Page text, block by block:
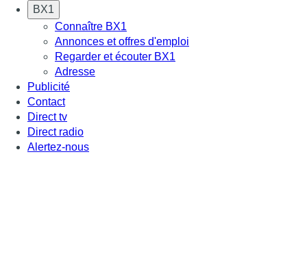
BX1
Connaître BX1
Annonces et offres d'emploi
Regarder et écouter BX1
Adresse
Publicité
Contact
Direct tv
Direct radio
Alertez-nous